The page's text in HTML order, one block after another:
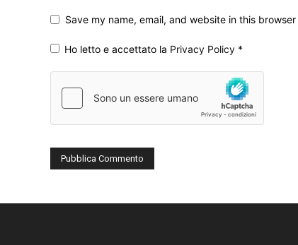
Save my name, email, and website in this
Ho letto e accettato la Privacy Policy *